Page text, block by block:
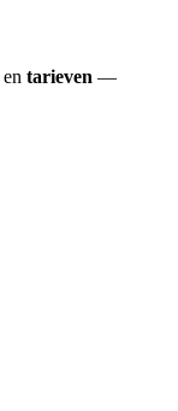
en tarieven —